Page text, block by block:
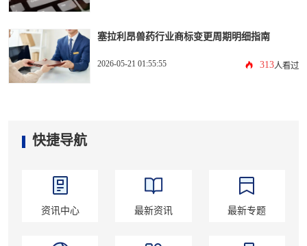
塞拉利昂兽药行业商标变更周期明细指南
2026-05-21 01:55:55 313人看过
快捷导航
资讯中心 最新资讯 最新专题